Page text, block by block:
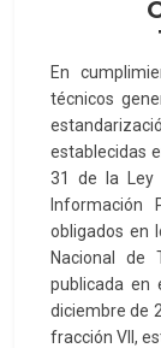
En
técnicos
establecidas
31 de la Ley
Información
obligados en
Nacional de
publicada en
diciembre de
fracción VII,